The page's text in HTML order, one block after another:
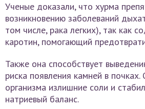
Ученые доказали, что хурма
возникновению заболеваний
том числе, рака легких), так как
каротин, помогающий
Также она способствует
риска появления камней в
организма излишние соли и
натриевый баланс.